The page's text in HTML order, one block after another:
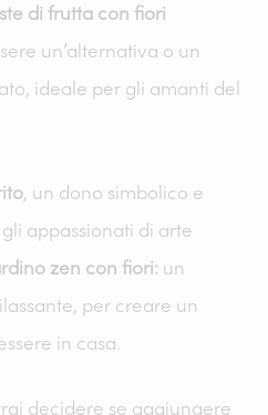
di frutta con fiori
un’alternativa o un
ideale per gli amanti del
, un dono simbolico e
appassionati di arte
zen con fiori: un
per creare un
in casa.
decidere se aggiungere